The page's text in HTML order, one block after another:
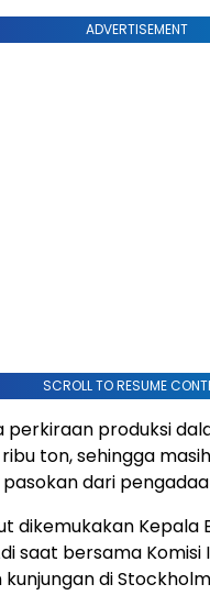
ADVERTISEMENT
SCROLL TO RESUME
perkiraan produksi
ton, sehingga
dari
dikemukakan Kepala
saat bersama Komisi
di